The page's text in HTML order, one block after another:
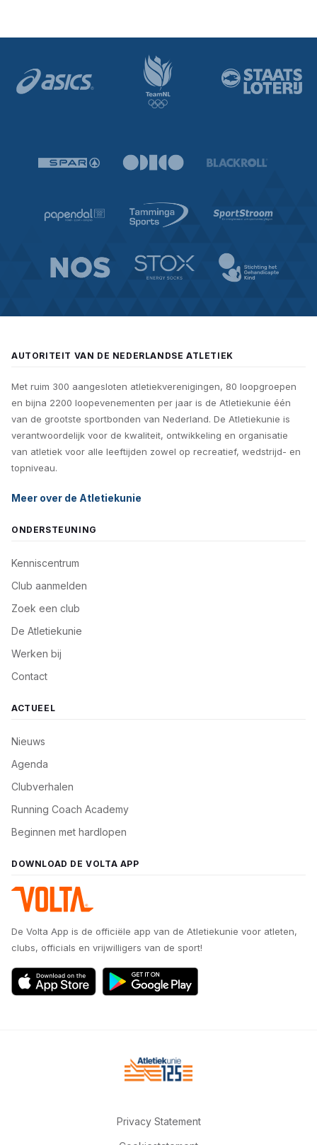
AUTORITEIT VAN DE NEDERLANDSE ATLETIEK
Met ruim 300 aangesloten atletiekverenigingen, 80 loopgroepen
en bijna 2200 loopevenementen per jaar is de Atletiekunie één
van de grootste sportbonden van Nederland. De Atletiekunie is
verantwoordelijk voor de kwaliteit, ontwikkeling en organisatie
van atletiek voor alle leeftijden zowel op recreatief, wedstrijd- en
topniveau.
Meer over de Atletiekunie
ONDERSTEUNING
Kenniscentrum
Club aanmelden
Zoek een club
De Atletiekunie
Werken bij
Contact
ACTUEEL
Nieuws
Agenda
Clubverhalen
Running Coach Academy
Beginnen met hardlopen
DOWNLOAD DE VOLTA APP
De Volta App is de officiële app van de Atletiekunie voor atleten,
clubs, officials en vrijwilligers van de sport!
Privacy Statement